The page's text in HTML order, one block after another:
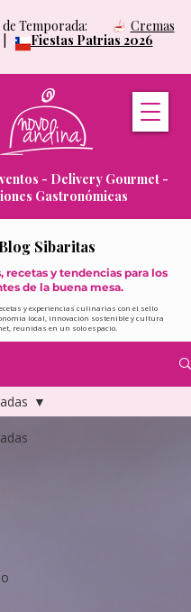
- Delivery Gourmet -
Gastronómicas
de Temporada: Cremas
Fiestas Patrias 2026
Blog Sibaritas
recetas y tendencias para los
de la buena mesa.
y experiencias culinarias con el sello
local, innovación sostenible y cultura
reunidas en un solo espacio.